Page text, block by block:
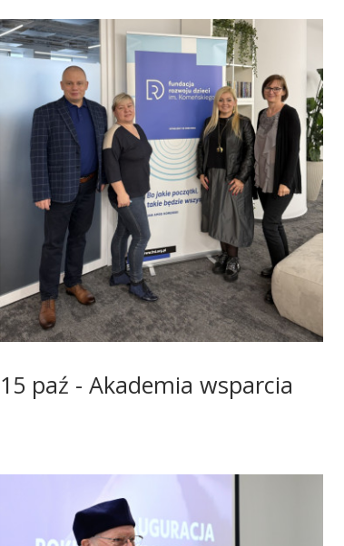
15 paź - Akademia wsparcia